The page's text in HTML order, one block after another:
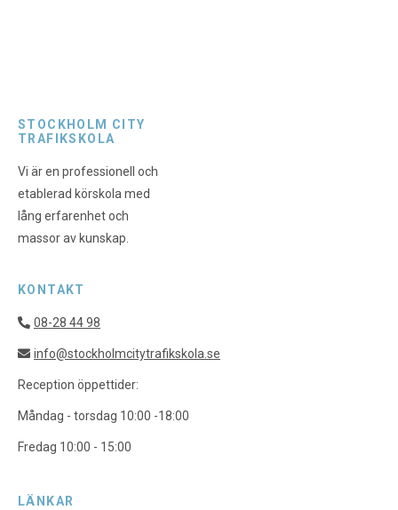
STOCKHOLM CITY
TRAFIKSKOLA
Vi är en professionell och
etablerad körskola med
lång erfarenhet och
massor av kunskap.
KONTAKT
08-28 44 98
info@stockholmcitytrafikskola.se
Reception öppettider:
Måndag - torsdag 10:00 -18:00
Fredag 10:00 - 15:00
LÄNKAR